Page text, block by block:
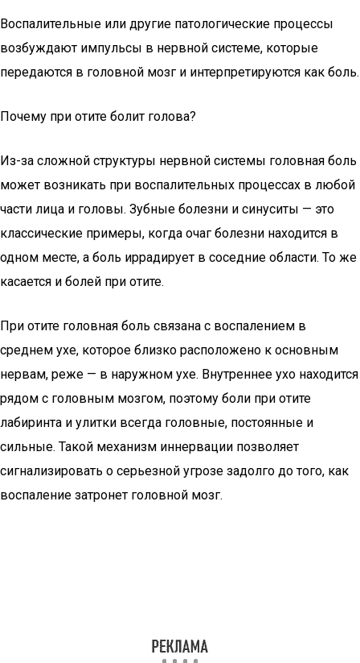
Воспалительные или другие патологические процессы
возбуждают импульсы в нервной системе, которые
передаются в головной мозг и интерпретируются как боль.
Почему при отите болит голова?
Из-за сложной структуры нервной системы головная боль
может возникать при воспалительных процессах в любой
части лица и головы. Зубные болезни и синуситы — это
классические примеры, когда очаг болезни находится в
одном месте, а боль иррадирует в соседние области. То же
касается и болей при отите.
При отите головная боль связана с воспалением в
среднем ухе, которое близко расположено к основным
нервам, реже — в наружном ухе. Внутреннее ухо находится
рядом с головным мозгом, поэтому боли при отите
лабиринта и улитки всегда головные, постоянные и
сильные. Такой механизм иннервации позволяет
сигнализировать о серьезной угрозе задолго до того, как
воспаление затронет головной мозг.